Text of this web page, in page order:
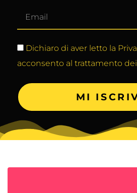
Dichiaro di aver letto la
acconsento al trattamento
MI